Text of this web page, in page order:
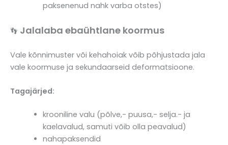
paksenenud nahk varba otstes)
👣 Jalalaba ebaühtlane koormus
Vale kõnnimuster või kehahoiak võib põhjustada jala
vale koormuse ja sekundaarseid deformatsioone.
Tagajärjed:
krooniline valu (põlve,- puusa,- selja.- ja
kaelavalud, samuti võib olla peavalud)
nahapaksendid